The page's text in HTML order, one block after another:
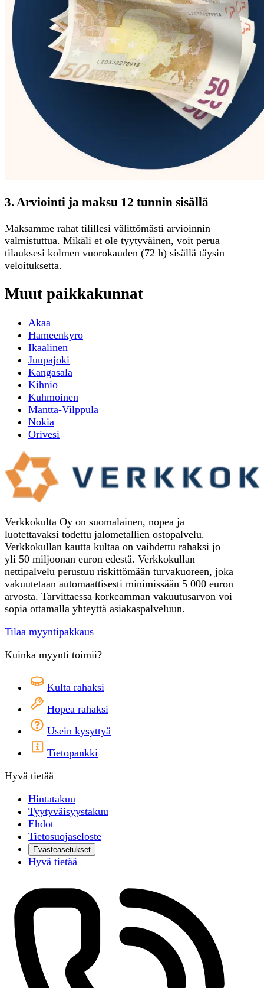
3. Arviointi ja maksu 12 tunnin sisällä
Maksamme rahat tilillesi välittömästi arvioinnin
valmistuttua. Mikäli et ole tyytyväinen, voit perua
tilauksesi kolmen vuorokauden (72 h) sisällä täysin
veloituksetta.
Muut paikkakunnat
Akaa
Hameenkyro
Ikaalinen
Juupajoki
Kangasala
Kihnio
Kuhmoinen
Mantta-Vilppula
Nokia
Orivesi
Verkkokulta Oy on suomalainen, nopea ja
luotettavaksi todettu jalometallien ostopalvelu.
Verkkokullan kautta kultaa on vaihdettu rahaksi jo
yli 50 miljoonan euron edestä. Verkkokullan
nettipalvelu perustuu riskittömään turvakuoreen, joka
vakuutetaan automaattisesti minimissään 5 000 euron
arvosta. Tarvittaessa korkeamman vakuutusarvon voi
sopia ottamalla yhteyttä asiakaspalveluun.
Tilaa myyntipakkaus
Kuinka myynti toimii?
Kulta rahaksi
Hopea rahaksi
Usein kysyttyä
Tietopankki
Hyvä tietää
Hintatakuu
Tyytyväisyystakuu
Ehdot
Tietosuojaseloste
Evästeasetukset
Hyvä tietää